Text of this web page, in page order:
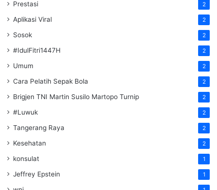
Prestasi 2
Aplikasi Viral 2
Sosok 2
#IdulFitri1447H 2
Umum 2
Cara Pelatih Sepak Bola 2
Brigjen TNI Martin Susilo Martopo Turnip 2
#Luwuk 2
Tangerang Raya 2
Kesehatan 2
konsulat 1
Jeffrey Epstein 1